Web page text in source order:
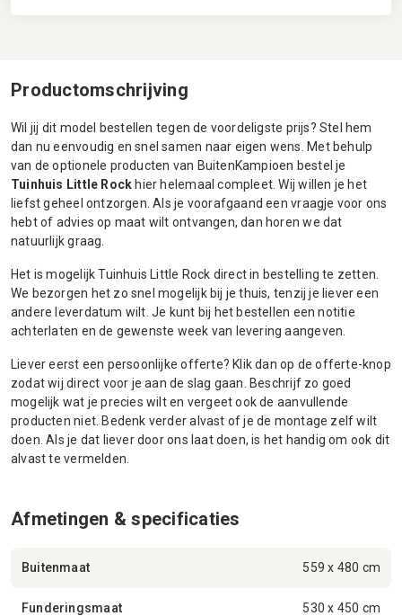
Productomschrijving
Wil jij dit model bestellen tegen de voordeligste prijs? Stel hem
dan nu eenvoudig en snel samen naar eigen wens. Met behulp
van de optionele producten van BuitenKampioen bestel je
Tuinhuis Little Rockhier helemaal compleet. Wij willen je het
liefst geheel ontzorgen. Als je voorafgaand een vraagje voor ons
hebt of advies op maat wilt ontvangen, dan horen we dat
natuurlijk graag.
Het is mogelijk Tuinhuis Little Rock direct in bestelling te zetten.
We bezorgen het zo snel mogelijk bij je thuis, tenzij je liever een
andere leverdatum wilt. Je kunt bij het bestellen een notitie
achterlaten en de gewenste week van levering aangeven.
Liever eerst een persoonlijke offerte? Klik dan op de offerte-knop
zodat wij direct voor je aan de slag gaan. Beschrijf zo goed
mogelijk wat je precies wilt en vergeet ook de aanvullende
producten niet. Bedenk verder alvast of je de montage zelf wilt
doen. Als je dat liever door ons laat doen, is het handig om ook dit
alvast te vermelden.
Afmetingen & specificaties
Buitenmaat 559 x 480 cm
Funderingsmaat 530 x 450 cm